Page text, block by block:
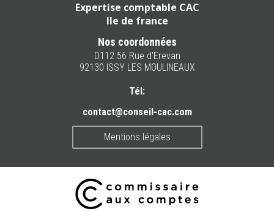
Expertise comptable CAC
Ile de france
Nos coordonnées
D112 56 Rue d'Erevan
92130 ISSY LES MOULINEAUX
Tél:
contact@conseil-cac.com
Mentions légales